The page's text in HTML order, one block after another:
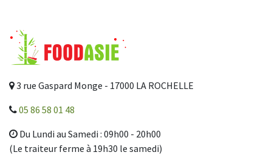
3 rue Gaspard Monge - 17000 LA ROCHELLE
05 86 58 01 48
Du Lundi au Samedi : 09h00 - 20h00
(Le traiteur ferme à 19h30 le samedi)